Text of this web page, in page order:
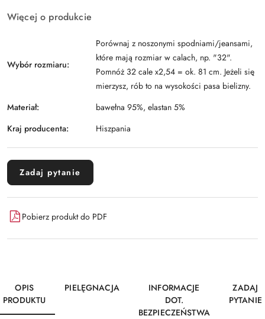
Więcej o produkcie
Wybór rozmiaru:
Porównaj z noszonymi spodniami/jeansami,
które mają rozmiar w calach, np. "32".
Pomnóż 32 cale x2,54 = ok. 81 cm. Jeżeli się
mierzysz, rób to na wysokości pasa bielizny.
Materiał:
bawełna 95%, elastan 5%
Kraj producenta:
Hiszpania
Zadaj pytanie
Pobierz produkt do PDF
OPIS
PRODUKTU
PIELĘGNACJA
INFORMACJE
DOT.
BEZPIECZEŃSTWA
ZADAJ
PYTANIE